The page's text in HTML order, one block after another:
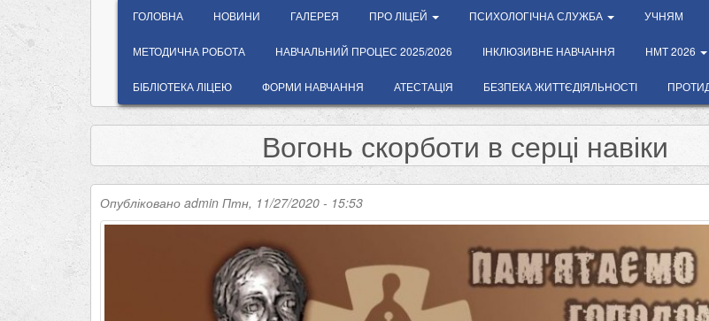
ГОЛОВНА НОВИНИ ГАЛЕРЕЯ ПРО ЛІЦЕЙ ПСИХОЛОГІЧНА СЛУЖБА УЧНЯМ
МЕТОДИЧНА РОБОТА НАВЧАЛЬНИЙ ПРОЦЕС 2025/2026 ІНКЛЮЗИВНЕ НАВЧАННЯ НМТ 2026
БІБЛІОТЕКА ЛІЦЕЮ ФОРМИ НАВЧАННЯ АТЕСТАЦІЯ БЕЗПЕКА ЖИТТЄДІЯЛЬНОСТІ
Вогонь скорботи в серці навіки
Опубліковано admin Птн, 11/27/2020 - 15:53